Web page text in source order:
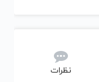
نظرات